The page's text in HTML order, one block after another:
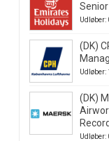
Udløber:
(DK)
Udløber:
(DK)
Udløber: